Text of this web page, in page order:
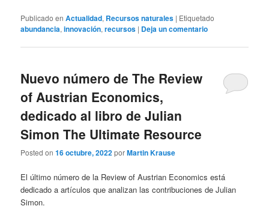
Publicado en Actualidad, Recursos naturales | Etiquetado
abundancia,innovación,recursos | Deja un comentario
Nuevo número de The Review
of Austrian Economics,
dedicado al libro de Julian
Simon The Ultimate Resource
Posted on16 octubre, 2022porMartin Krause
El último número de la Review of Austrian Economics está
dedicado a artículos que analizan las contribuciones de Julian
Simon.